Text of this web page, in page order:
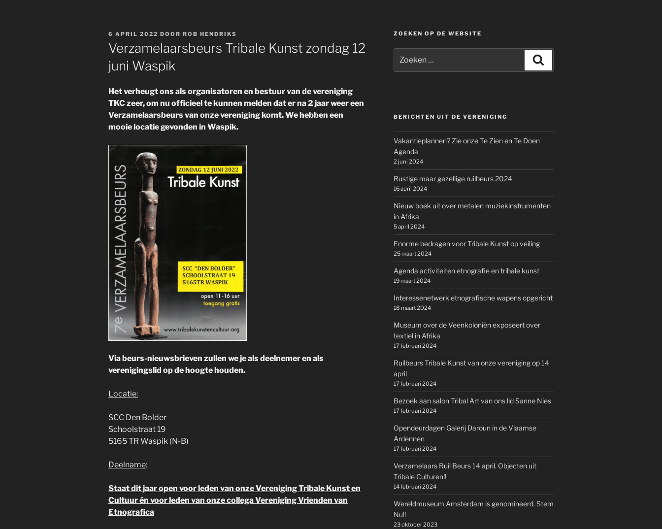
GEPLAATST
OP
6 APRIL 2022 DOOR ROB HENDRIKS
Verzamelaarsbeurs Tribale Kunst zondag 12
juni Waspik
Het verheugt ons als organisatoren en bestuur van de vereniging
TKC zeer, om nu officieel te kunnen melden dat er na 2 jaar weer een
Verzamelaarsbeurs van onze vereniging komt. We hebben een
mooie locatie gevonden in Waspik.
Via beurs-nieuwsbrieven zullen we je als deelnemer en als
verenigingslid op de hoogte houden.
Locatie:
SCC Den Bolder
Schoolstraat 19
5165 TR Waspik (N-B)
Deelname:
Staat dit jaar open voor leden van onze Vereniging Tribale Kunst en
Cultuur én voor leden van onze collega Vereniging Vrienden van
Etnografica
ZOEKEN OP DE WEBSITE
naar:
BERICHTEN UIT DE VERENIGING
Vakantieplannen? Zie onze Te Zien en Te Doen
Agenda
2 juni 2024
Rustige maar gezellige ruilbeurs 2024
16 april 2024
Nieuw boek uit over metalen muziekinstrumenten
in Afrika
5 april 2024
Enorme bedragen voor Tribale Kunst op veiling
25 maart 2024
Agenda activiteiten etnografie en tribale kunst
19 maart 2024
Interessenetwerk etnografische wapens opgericht
18 maart 2024
Museum over de Veenkoloniën exposeert over
textiel in Afrika
17 februari 2024
Ruilbeurs Tribale Kunst van onze vereniging op 14
april
17 februari 2024
Bezoek aan salon Tribal Art van ons lid Sanne Nies
17 februari 2024
Opendeurdagen Galerij Daroun in de Vlaamse
Ardennen
17 februari 2024
Verzamelaars Ruil Beurs 14 april. Objecten uit
Tribale Culturen!!
14 februari 2024
Wereldmuseum Amsterdam is genomineerd. Stem
Nu!!
23 oktober 2023